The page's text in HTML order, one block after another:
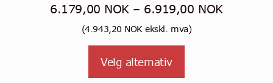
6.179,00 NOK – 6.919,00 NOK
(4.943,20 NOKekskl. mva)
Velg alternativ